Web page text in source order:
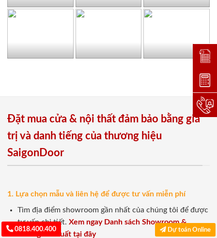
Đặt mua cửa & nội thất đảm bảo bằng giá
trị và danh tiếng của thương hiệu
SaigonDoor
1. Lựa chọn mẫu và liên hệ để được tư vấn miễn phí
Tìm địa điểm showroom gần nhất của chúng tôi để được
tư vấn chi tiết. Xem ngay Danh sách Showroom &
Xưởng sản xuất tại đây
0818.400.400 Dự toán Online
Đặt
Dự